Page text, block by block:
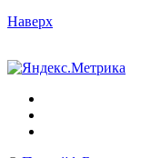
Наверх